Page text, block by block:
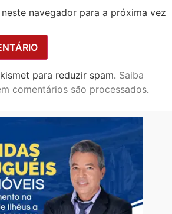
navegador para a próxima vez
para reduzir spam. Saiba
comentários são processados.